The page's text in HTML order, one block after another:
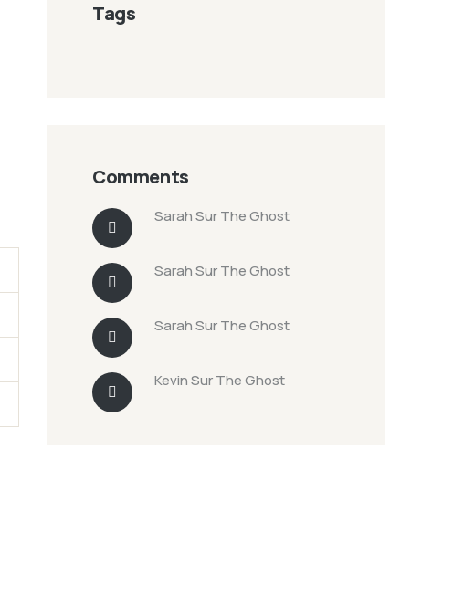
Tags
Comments
SarahSurThe Ghost
SarahSurThe Ghost
SarahSurThe Ghost
KevinSurThe Ghost